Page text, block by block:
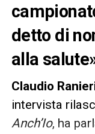
detto di
alla
Claudio
intervista
Anch’Io, ha